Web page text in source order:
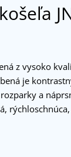
z vysoko
je
a